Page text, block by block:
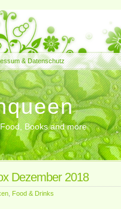
& Datenschutz
Books and more
Dezember 2018
Food & Drinks